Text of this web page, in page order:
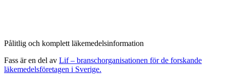
Pålitlig och komplett läkemedelsinformation
Fass är en del av Lif – branschorganisationen för de forskande
läkemedelsföretagen i Sverige.